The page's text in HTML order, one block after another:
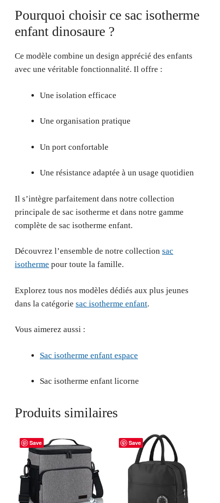
Pourquoi choisir ce sac isotherme
enfant dinosaure ?
Ce modèle combine un design apprécié des enfants
avec une véritable fonctionnalité. Il offre :
Une isolation efficace
Une organisation pratique
Un port confortable
Une résistance adaptée à un usage quotidien
Il s’intègre parfaitement dans notre collection
principale de sac isotherme et dans notre gamme
complète de sac isotherme enfant.
Découvrez l’ensemble de notre collection sac
isotherme pour toute la famille.
Explorez tous nos modèles dédiés aux plus jeunes
dans la catégorie sac isotherme enfant.
Vous aimerez aussi :
Sac isotherme enfant espace
Sac isotherme enfant licorne
Produits similaires
Save Save